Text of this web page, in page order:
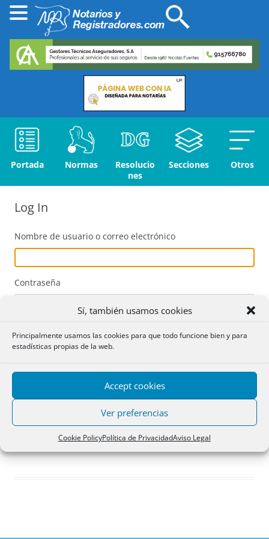
Sí, también usamos cookies
Principalmente usamos las cookies para que todo funcione bien y para
estadísticas propias de la web.
Accept cookies
Ver preferencias
Cookie PolicyPolítica de PrivacidadAviso Legal
Portada Normas
Resolucio
nes
Secciones Otros
Log In
Nombre de usuario o correo electrónico
Contraseña
Acceder
Registro
¿Has olvidado tu contraseña?